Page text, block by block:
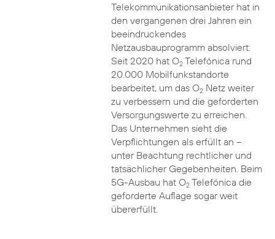
Telekommunikationsanbieter hat in
den vergangenen drei Jahren ein
beeindruckendes
Netzausbauprogramm absolviert:
Seit 2020 hat O2Telefónica rund
20.000 Mobilfunkstandorte
bearbeitet, um das O2Netz weiter
zu verbessern und die geforderten
Versorgungswerte zu erreichen.
Das Unternehmen sieht die
Verpflichtungen als erfüllt an –
unter Beachtung rechtlicher und
tatsächlicher Gegebenheiten. Beim
5G-Ausbau hat O2Telefónica die
geforderte Auflage sogar weit
übererfüllt.